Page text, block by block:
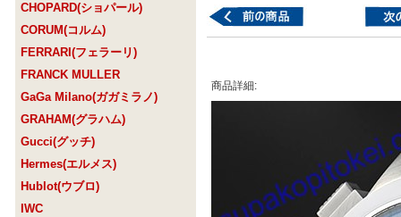
CHOPARD(ショパール)
CORUM(コルム)
FERRARI(フェラーリ)
FRANCK MULLER
GaGa Milano(ガガミラノ)
GRAHAM(グラハム)
Gucci(グッチ)
Hermes(エルメス)
Hublot(ウブロ)
IWC
商品詳細: